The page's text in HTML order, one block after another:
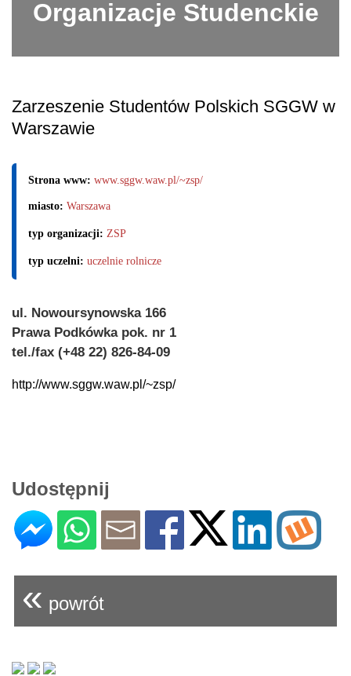
Organizacje Studenckie
Zarzeszenie Studentów Polskich SGGW w
Warszawie
Strona www: www.sggw.waw.pl/~zsp/
miasto: Warszawa
typ organizacji: ZSP
typ uczelni: uczelnie rolnicze
ul. Nowoursynowska 166
Prawa Podkówka pok. nr 1
tel./fax (+48 22) 826-84-09
http://www.sggw.waw.pl/~zsp/
Udostępnij
« powrót